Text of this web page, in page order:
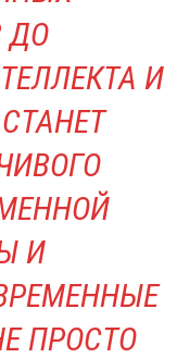
ДО
И
И
ПРОСТО